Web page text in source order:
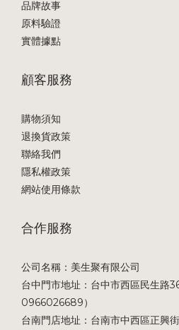
品牌故事
原料驗證
實體據點
顧客服務
購物須知
退換貨政策
聯絡我們
隱私權政策
網站使用條款
合作服務
公司名稱：美生聚有限公司
台中門市地址：台中市西區民生路
0966026689）
台南門店地址：台南市中西區正興